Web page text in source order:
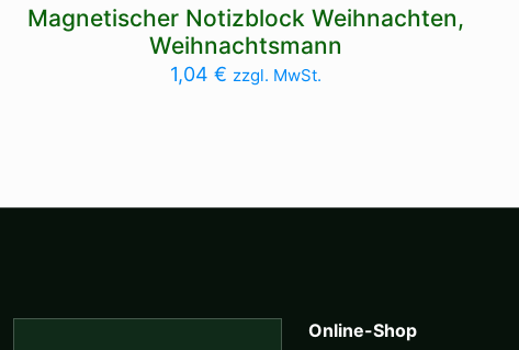
Magnetischer Notizblock Weihnachten,
Weihnachtsmann
1,04 € zzgl. MwSt.
Online-Shop